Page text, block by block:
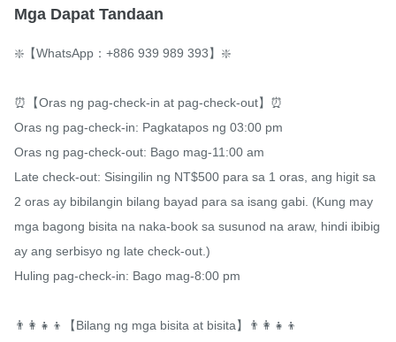
Mga Dapat Tandaan
❇️【WhatsApp：+886 939 989 393】❇️
⏰【Oras ng pag-check-in at pag-check-out】⏰
Oras ng pag-check-in: Pagkatapos ng 03:00 pm
Oras ng pag-check-out: Bago mag-11:00 am
Late check-out: Sisingilin ng NT$500 para sa 1 oras, ang higit sa
2 oras ay bibilangin bilang bayad para sa isang gabi. (Kung may
mga bagong bisita na naka-book sa susunod na araw, hindi ibibig
ay ang serbisyo ng late check-out.)
Huling pag-check-in: Bago mag-8:00 pm
👨‍👩‍👧‍👦【Bilang ng mga bisita at bisita】👨‍👩‍👧‍👦